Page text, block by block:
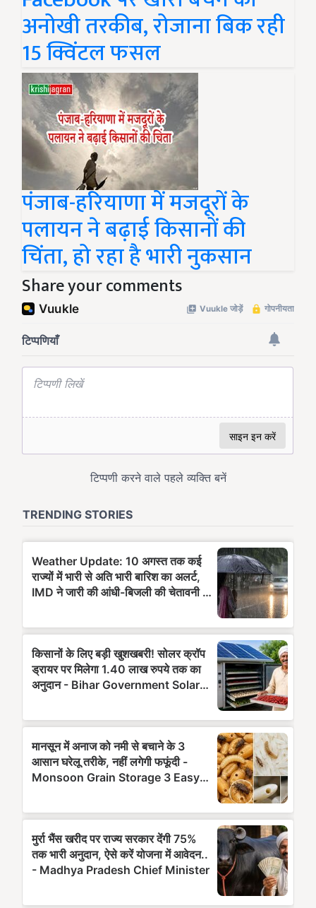
अनोखी तरकीब, रोजाना बिक रही
15 क्विंटल फसल
पंजाब-हरियाणा में मजदूरों के
पलायन ने बढ़ाई किसानों की
चिंता, हो रहा है भारी नुकसान
Share your comments